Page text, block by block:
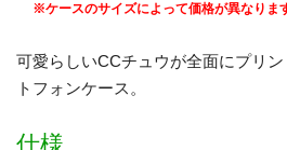
※ケースのサイズによって価格が異なりま
可愛らしいCCチュウが全面にプリ
トフォンケース。
仕様